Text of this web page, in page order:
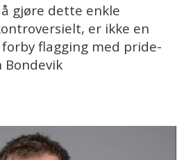
gjøre dette enkle
er ikke en
flagging med pride-
Bondevik